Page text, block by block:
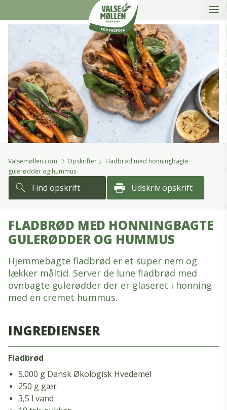
Valsemøllen A/S
Valsemøllen.com Opskrifter
Fladbrød med honningbagte
gulerødder og hummus
Find opskrift Udskriv opskrift
FLADBRØD MED HONNINGBAGTE
GULERØDDER OG HUMMUS
Hjemmebagte fladbrød er et super nem og
lækker måltid. Server de lune fladbrød med
ovnbagte gulerødder der er glaseret i honning
med en cremet hummus.
INGREDIENSER
Fladbrød
5.000 g Dansk Økologisk Hvedemel
250 g gær
3,5 l vand